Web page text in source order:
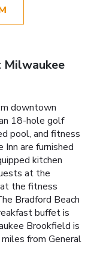
Milwaukee
downtown
18-hole golf
pool, and fitness
are furnished
kitchen
at the
the fitness
Bradford Beach
buffet is
Brookfield is
from General